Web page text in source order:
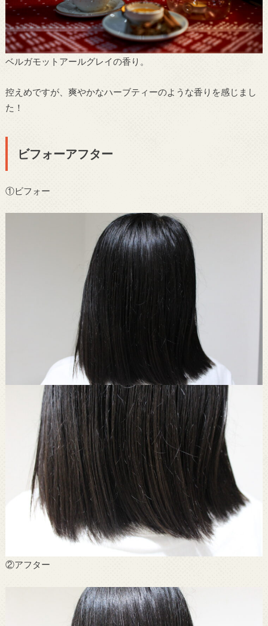
ベルガモットアールグレイの香り。
控えめですが、爽やかなハーブティーのような香りを感じまし
た！
ビフォーアフター
①ビフォー
②アフター